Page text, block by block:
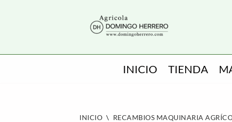
INICIO TIENDA
INICIO \ RECAMBIOS MAQUINARIA